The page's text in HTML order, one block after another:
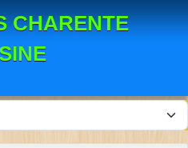
CHARENTE